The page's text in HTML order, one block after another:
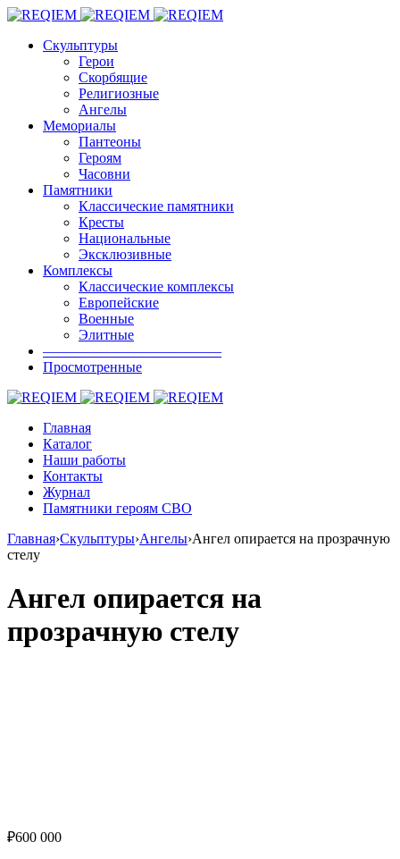
Скульптуры
Герои
Скорбящие
Религиозные
Ангелы
Мемориалы
Пантеоны
Героям
Часовни
Памятники
Классические памятники
Кресты
Национальные
Эксклюзивные
Комплексы
Классические комплексы
Европейские
Военные
Элитные
————————————–
Просмотренные
Главная
Каталог
Наши работы
Контакты
Журнал
Памятники героям СВО
Главная›Скульптуры›Ангелы›Ангел опирается на прозрачную
стелу
Ангел опирается на
прозрачную стелу
₽600 000